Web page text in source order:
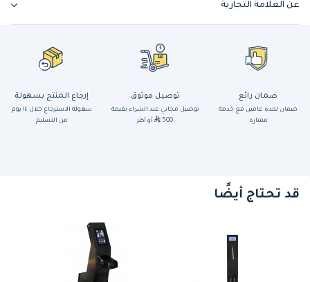
عن العلامة التجارية
ضمان رائع
ضمان لمدة عامين مع خدمة
ممتازة
توصيل موثوق
توصيل مجاني عند الشراء بقيمة
500
أو أكثر
إرجاع المنتج بسهولة
سهولة الاسترجاع خلال ١٤ يوم
من التسليم
قد تحتاج أيضًا